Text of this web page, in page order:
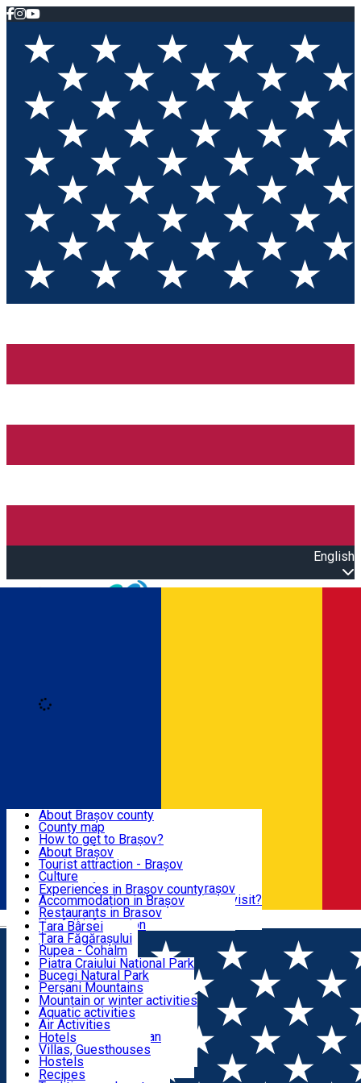
English
Română
BRAȘOV
EXPERIENCES
DESTINATIONS
NATURE
ACTIVE TOURISM
ACCOMMODATION
CULTURAL HERITAGE
About Brașov county
County map
How to get to Brașov?
Tourist Information Centers
Tourist Guides
Brașov Tourism Recommendations
Historical tourist attractions
What would a local recommend to visit?
Tourism news Brașov
Restaurants
About Brașov
Tourist attraction - Brașov
Culture
Tourist Information Center - Brașov
Accommodation in Brașov
Restaurants in Brasov
Usefull information
Experiences in Brașov county
Țara Bârsei
Țara Făgărașului
Rupea - Cohalm
ECO Destinations
Piatra Craiului National Park
Bucegi Natural Park
Perșani Mountains
Făgăraș Mountains
Postăvarul Peak
Măgura Codlei
Ciucaș Mountains
Protected areas
Other natural attractions
Speoturism
Mountain or winter activities
Aquatic activities
Air Activities
Adventure, Equestrian
Cycling, Running
Other activities
Hotels
Villas, Guesthouses
Hostels
Cottages
Recipes